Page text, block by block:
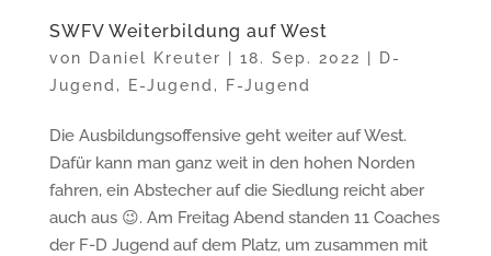
SWFV Weiterbildung auf West
von Daniel Kreuter 18. Sep. 2022
D-
Jugend , E-Jugend , F-Jugend
Die Ausbildungsoffensive geht weiter auf West.
Dafür kann man ganz weit in den hohen Norden
fahren, ein Abstecher auf die Siedlung reicht aber
auch aus 😉. Am Freitag Abend standen 11 Coaches
der F-D Jugend auf dem Platz, um zusammen mit